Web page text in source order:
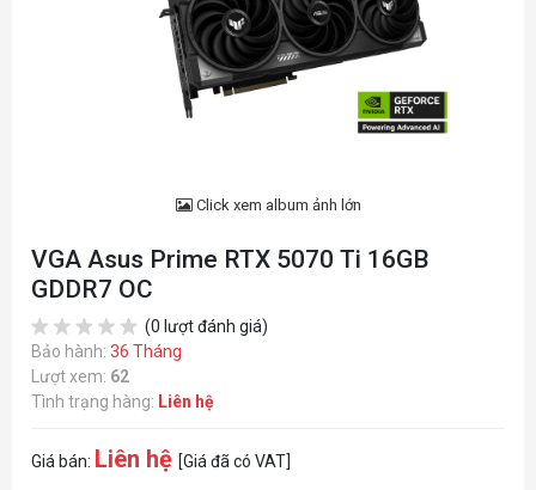
Click xem album ảnh lớn
VGA Asus Prime RTX 5070 Ti 16GB
GDDR7 OC
(0 lượt đánh giá)
Bảo hành: 36 Tháng
Lượt xem: 62
Tình trạng hàng: Liên hệ
Giá bán: Liên hệ [Giá đã có VAT]